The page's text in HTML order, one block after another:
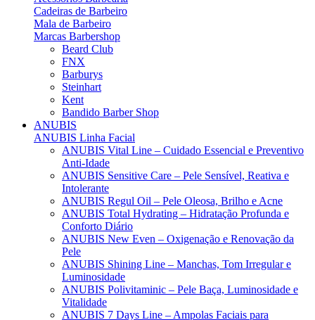
Cadeiras de Barbeiro
Mala de Barbeiro
Marcas Barbershop
Beard Club
FNX
Barburys
Steinhart
Kent
Bandido Barber Shop
ANUBIS
ANUBIS Linha Facial
ANUBIS Vital Line – Cuidado Essencial e Preventivo
Anti-Idade
ANUBIS Sensitive Care – Pele Sensível, Reativa e
Intolerante
ANUBIS Regul Oil – Pele Oleosa, Brilho e Acne
ANUBIS Total Hydrating – Hidratação Profunda e
Conforto Diário
ANUBIS New Even – Oxigenação e Renovação da
Pele
ANUBIS Shining Line – Manchas, Tom Irregular e
Luminosidade
ANUBIS Polivitaminic – Pele Baça, Luminosidade e
Vitalidade
ANUBIS 7 Days Line – Ampolas Faciais para